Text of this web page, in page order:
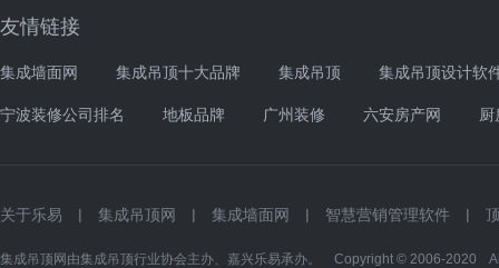
友情链接
集成墙面网 集成吊顶十大品牌 集成吊顶 集成吊顶设计软
宁波装修公司排名 地板品牌 广州装修 六安房产网
关于乐易 | 集成吊顶网 | 集成墙面网 | 智慧营销管理软件 |
集成吊顶网由集成吊顶行业协会主办、嘉兴乐易承办。 Copyright © 2006-2020